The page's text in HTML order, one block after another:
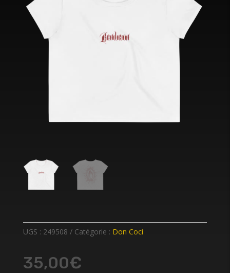
UGS : 249508 Catégorie : Don Coci
35,00€